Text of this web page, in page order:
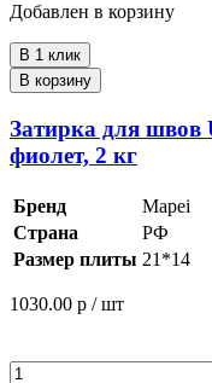
Добавлен в корзину
В 1 клик
В корзину
Затирка для швов
фиолет, 2 кг
Бренд
Mapei
Страна
РФ
Размер плиты 21*14
1030.00 р / шт